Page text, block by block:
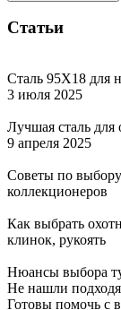
Статьи
Сталь 95Х18 для
3 июля 2025
Лучшая сталь для
9 апреля 2025
Советы по
коллекционеров
Как выбрать
клинок, рукоять
Нюансы выбора
Не нашли
Готовы помочь с